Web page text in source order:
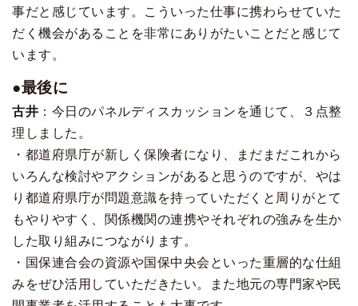
事だと感じています。こういった仕事に携わらせていた
だく機会があることを非常にありがたいことだと感じて
います。
●最後に
古井 ：今日のパネルディスカッションを通じて、３点整
理しました。
・都道府県庁が新しく保険者になり、まだまだこれから
いろんな検討やアクションがあると思うのですが、やは
り都道府県庁が問題意識を持っていただくと周りがとて
もやりやすく、関係機関の連携やそれぞれの強みを生か
した取り組みにつながります。
・国保連合会の資源や国保中央会といった重層的な仕組
みをぜひ活用していただきたい。また地元の専門家や民